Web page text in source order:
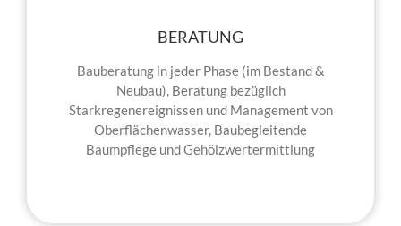
BERATUNG
Bauberatung in jeder Phase (im Bestand &
Neubau), Beratung bezüglich
Starkregenereignissen und Management von
Oberflächenwasser, Baubegleitende
Baumpflege und Gehölzwertermittlung